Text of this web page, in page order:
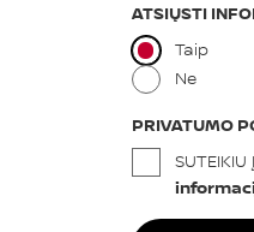
ATSIŲSTI
Taip
Ne
PRIVATUMO
SUTEIKIU